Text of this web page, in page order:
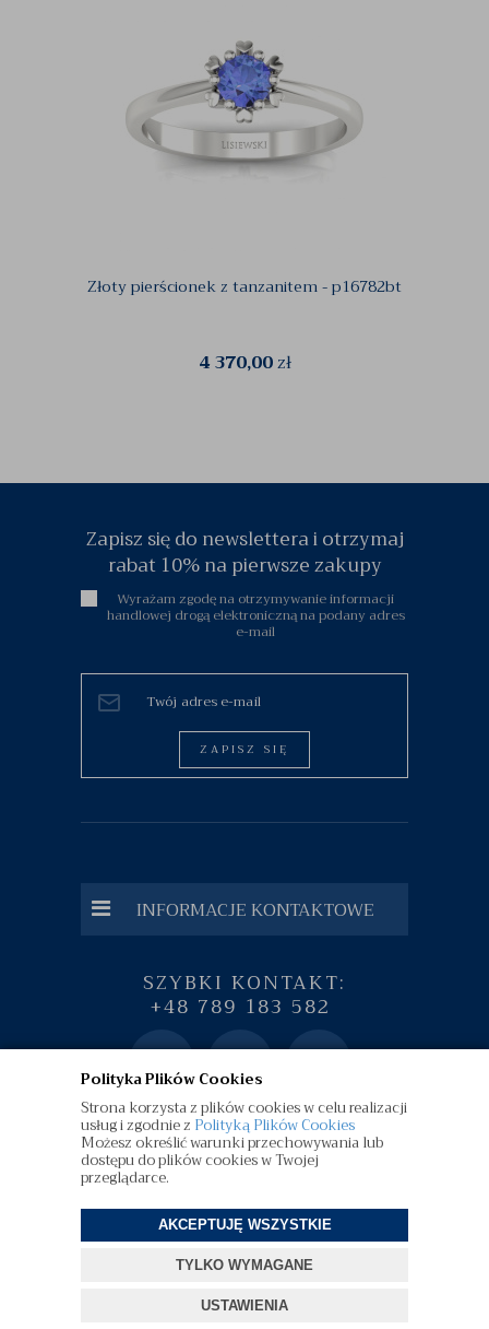
Polityka Plików Cookies
Strona korzysta z plików cookies w celu realizacji
usług i zgodnie z Polityką Plików Cookies
Możesz określić warunki przechowywania lub
dostępu do plików cookies w Twojej
przeglądarce.
AKCEPTUJĘ WSZYSTKIE
TYLKO WYMAGANE
USTAWIENIA
Złoty pierścionek z tanzanitem - p16782bt
4 370,00zł
Zapisz się do newslettera i otrzymaj
rabat 10% na pierwsze zakupy
Wyrażam zgodę na otrzymywanie informacji
handlowej drogą elektroniczną na podany adres
e-mail
ZAPISZ SIĘ
INFORMACJE KONTAKTOWE
SZYBKI KONTAKT:
+48 789 183 582
diamenty.pl | Wszelkie Prawa Zastrzeżone